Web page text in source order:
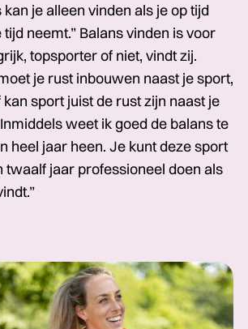
je alleen vinden als je op tijd
neemt.” Balans vinden is voor
topsporter of niet, vindt zij.
je rust inbouwen naast je sport,
sport juist de rust zijn naast je
weet ik goed de balans te
heel jaar heen. Je kunt deze sport
twaalf jaar professioneel doen als